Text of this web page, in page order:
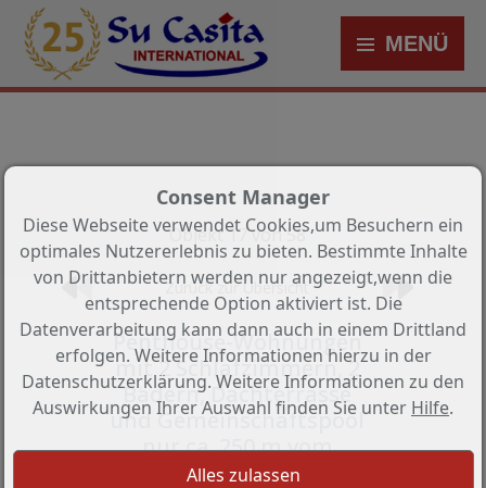
MENÜ
Objekt 17 von 58
Zurück zur Übersicht
Penthouse-Wohnungen
mit 2 Schlafzimmern, 2
Bädern, Dachterrasse
und Gemeinschaftspool
nur ca. 250 m vom
Strand von Los Locos
Consent Manager
Diese Webseite verwendet Cookies,um Besuchern ein
optimales Nutzererlebnis zu bieten. Bestimmte Inhalte
von Drittanbietern werden nur angezeigt,wenn die
entsprechende Option aktiviert ist. Die
Datenverarbeitung kann dann auch in einem Drittland
erfolgen. Weitere Informationen hierzu in der
Datenschutzerklärung. Weitere Informationen zu den
Auswirkungen Ihrer Auswahl finden Sie unter Hilfe.